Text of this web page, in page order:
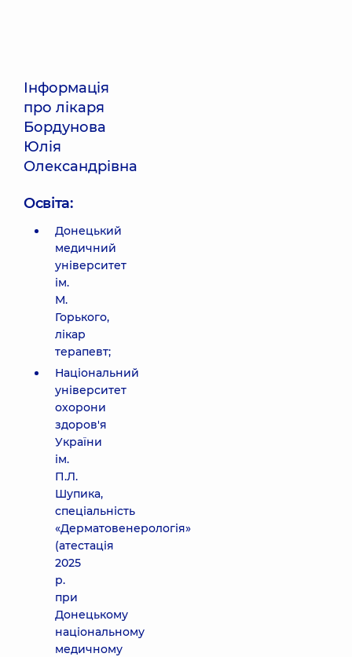
Інформація
про лікаря
Бордунова
Юлія
Олександрівна
Освіта:
Донецький
медичний
університет
ім.
М.
Горького,
лікар
терапевт;
Національний
університет
охорони
здоров'я
України
ім.
П.Л.
Шупика,
спеціальність
«Дерматовенерологія»
(атестація
2025
р.
при
Донецькому
національному
медичному